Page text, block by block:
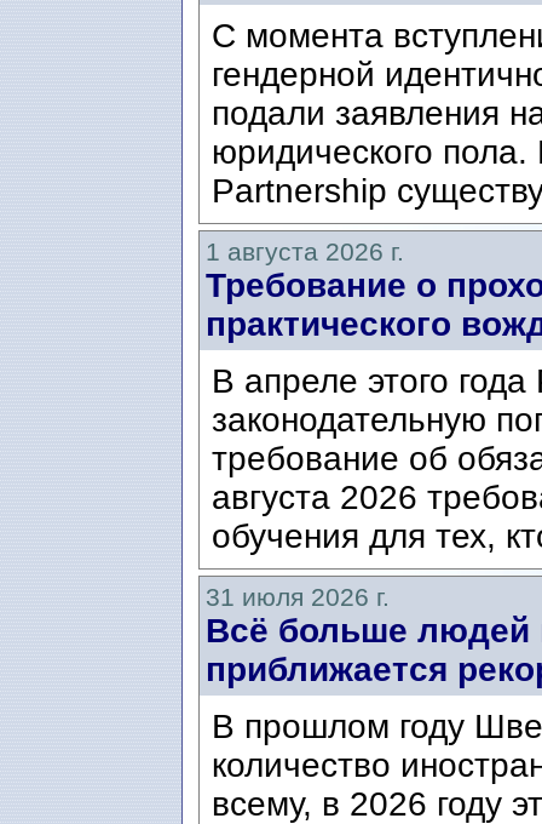
С момента
гендерной
подали заявления
юридического
Partnership
1 августа 2026 г.
Требование о
практического
В апреле этого
законодательную
требование об
августа 2026
обучения для тех,
31 июля 2026 г.
Всё больше
приближается
В прошлом году
количество
всему, в 2026 году